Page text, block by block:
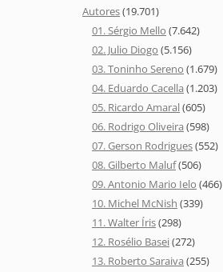
Autores(19.701)
01. Sérgio Mello (7.642)
02. Julio Diogo (5.156)
03. Toninho Sereno (1.679)
04. Eduardo Cacella (1.203)
05. Ricardo Amaral(605)
06. Rodrigo Oliveira (598)
07. Gerson Rodrigues(552)
08. Gilberto Maluf(506)
09. Antonio Mario Ielo (466)
10. Michel McNish (339)
11. Walter Íris(298)
12. Rosélio Basei(272)
13. Roberto Saraiva (255)